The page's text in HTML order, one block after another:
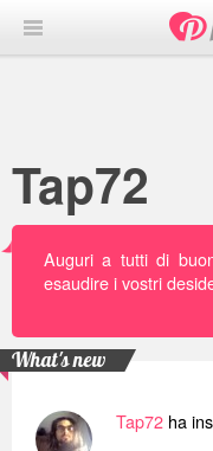
Tap72
Auguri a tutti di
esaudire i vostri
What's new
Tap72 ha